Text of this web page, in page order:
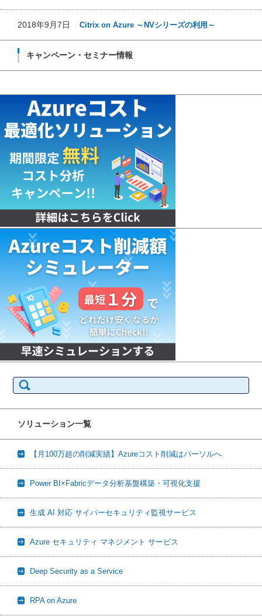
2018年9月7日 Citrix on Azure ～NVシリーズの利用～
キャンペーン・セミナー情報
索:
ソリューション一覧
【月100万超の削減実績】Azureコスト削減はパーソルへ
Power BI×Fabricデータ分析基盤構築・可視化支援
生成 AI 対応 サイバーセキュリティ監視サービス
Azure セキュリティ マネジメント サービス
Deep Security as a Service
RPA on Azure